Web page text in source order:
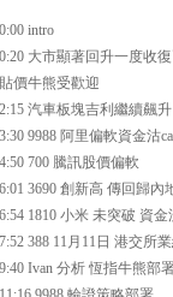
0:00 intro
0:20 大市顯著回升一度收
貼價牛熊受歡迎
2:15 汽車板塊吉利繼續飆
3:30 9988 阿里偏軟資金沽
4:50 700 騰訊股價偏軟
6:01 3690 創新高 傳回歸內
6:54 1810 小米 未突破 資
7:52 388 11月11日 港交所
9:40 Ivan 分析 恆指牛熊部